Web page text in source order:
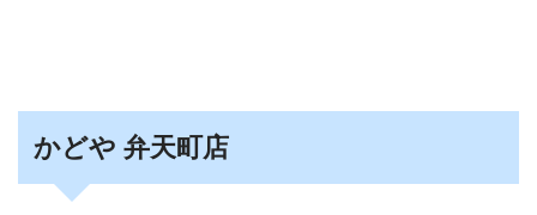
かどや 弁天町店